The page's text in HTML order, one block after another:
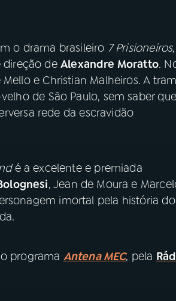
o drama brasileiro 7 Prisioneiros,
direção de Alexandre Moratto.
e Christian Malheiros. A
de São Paulo, sem saber que
rede da escravidão
é a excelente e premiada
, Jean de Moura e
imortal pela história do
programa Antena MEC, pela